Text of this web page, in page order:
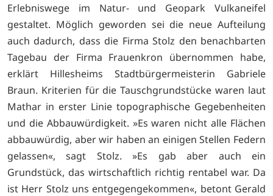
Erlebniswege im Natur- und Geopark Vulkaneifel
gestaltet. Möglich geworden sei die neue Aufteilung
auch dadurch, dass die Firma Stolz den benachbarten
Tagebau der Firma Frauenkron übernommen habe,
erklärt Hillesheims Stadtbürgermeisterin Gabriele
Braun. Kriterien für die Tauschgrundstücke waren laut
Mathar in erster Linie topographische Gegebenheiten
und die Abbauwürdigkeit. »Es waren nicht alle Flächen
abbauwürdig, aber wir haben an einigen Stellen Federn
gelassen«, sagt Stolz. »Es gab aber auch ein
Grundstück, das wirtschaftlich richtig rentabel war. Da
ist Herr Stolz uns entgegengekommen«, betont Gerald